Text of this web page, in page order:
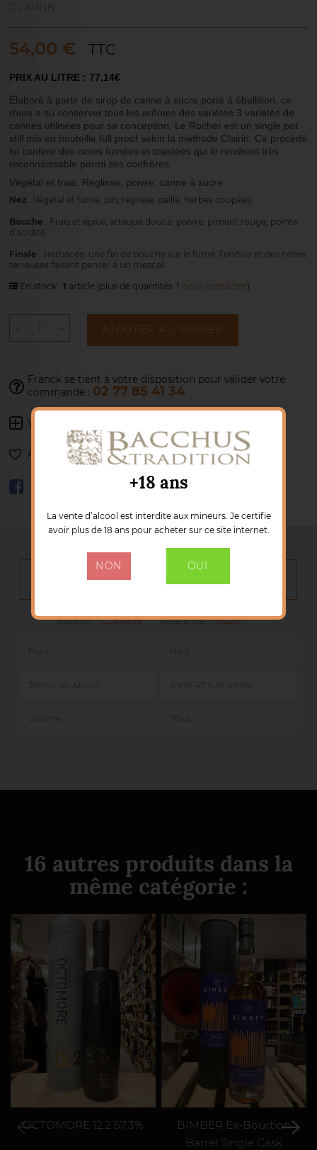
54,00 € TTC
PRIX AU LITRE : 77,14€
Élaboré à partir de sirop de canne à sucre porté à ébullition, ce
rhum a su conserver tous les arômes des variétés 3 variétés de
cannes utilisées pour sa conception. Le Rocher est un single pot
still mis en bouteille full proof selon la méthode Clairin. Ce procédé
lui confère des notes fumées et toastées qui le rendront très
reconnaissable parmi ses confrères.
Végétal et frais. Réglisse, poivre, canne à sucre.
Nez : Végétal et fumé, pin, réglisse, paille, herbes coupées.
Bouche : Frais et épicé, attaque douce, poivre, piment rouge, pointe
d’acidité.
Finale : Herbacée, une fin de bouche sur le fumé, l’endive et des notes
terreuses faisant penser à un mezcal.
En stock : 1 article(plus de quantités ? nous contacter)
AJOUTER AU PANIER
Franck se tient à votre disposition pour valider votre
commande : 02 77 85 41 34
Voir les autres produits :
Ajouter à ma liste de souhaits
DÉTAILS DU PRODUIT
Marque : CLAIRIN Référence : 100210
16 autres produits dans la
même catégorie :
OCTOMORE 12.2 57,3%
BIMBER Ex-Bourbon
Barrel Single Cask
+18 ans
La vente d’alcool est interdite aux mineurs. Je certifie
avoir plus de 18 ans pour acheter sur ce site internet.
NON OUI